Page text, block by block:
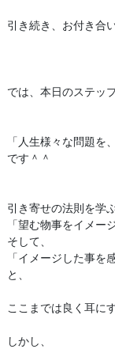
引き続き、お付き合
では、本日のステップ
「人生様々な問題を
です＾＾
引き寄せの法則を学ぶ
「望む物事をイメー
そして、
「イメージした事を
と、
ここまでは良く耳に
しかし、